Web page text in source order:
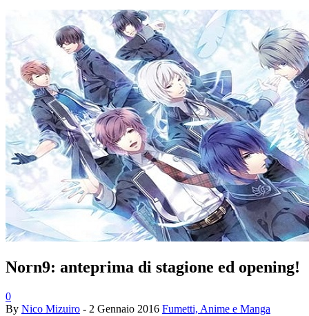
Norn9: anteprima di stagione ed opening!
0
By Nico Mizuiro - 2 Gennaio 2016 Fumetti, Anime e Manga